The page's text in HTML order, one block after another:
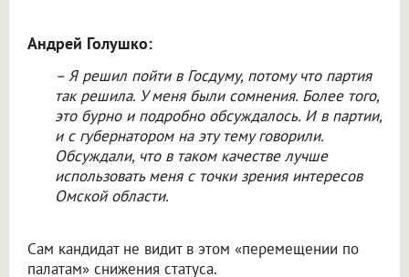
Андрей Голушко:
– Я решил пойти в Госдуму, потому что партия
так решила. У меня были сомнения. Более того,
это бурно и подробно обсуждалось. И в партии,
и с губернатором на эту тему говорили.
Обсуждали, что в таком качестве лучше
использовать меня с точки зрения интересов
Омской области.
Сам кандидат не видит в этом «перемещении по
палатам» снижения статуса.